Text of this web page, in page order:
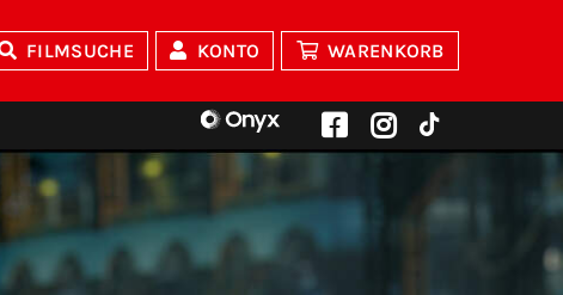
FILMSUCHE KONTO WARENKORB